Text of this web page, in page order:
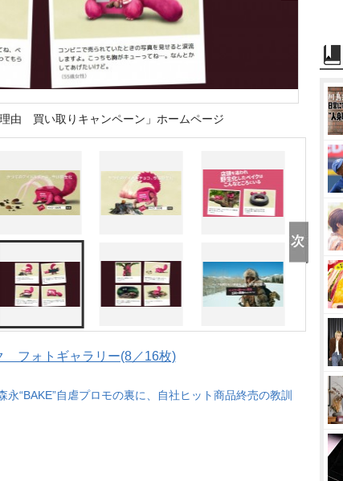
由 買い取りキャンペーン」ホームページ
フォトギャラリー(8／16枚)
永“BAKE”自虐プロモの裏に、自社ヒット商品終売の教訓